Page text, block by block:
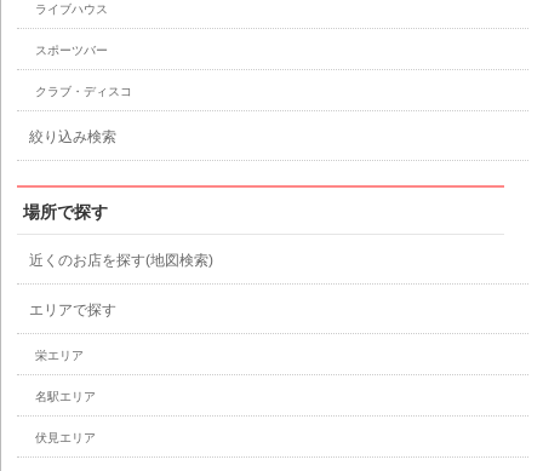
ライブハウス
スポーツバー
クラブ・ディスコ
絞り込み検索
場所で探す
近くのお店を探す(地図検索)
エリアで探す
栄エリア
名駅エリア
伏見エリア